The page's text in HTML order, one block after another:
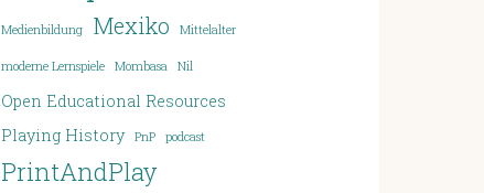
Medienbildung Mexiko Mittelalter
moderne Lernspiele Mombasa Nil
Open Educational Resources
Playing History
PnP podcast
PrintAndPlay